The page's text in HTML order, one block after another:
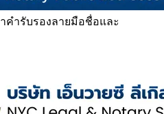
คำรับรองลายมือชื่อและ